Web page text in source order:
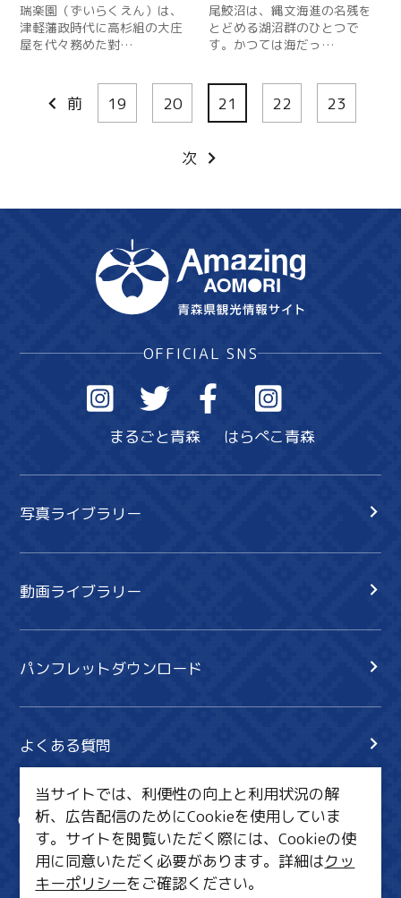
瑞楽園（ずいらくえん）は、
津軽藩政時代に高杉組の大庄
屋を代々務めた對…
尾鮫沼は、縄文海進の名残を
とどめる湖沼群のひとつで
す。かつては海だっ…
前 19 20 21 22 23
次
OFFICIAL SNS
まるごと青森 はらぺこ青森
写真ライブラリー
動画ライブラリー
パンフレットダウンロード
よくある質問
サイト内検索
共有
行きたいリスト
当サイトでは、利便性の向上と利用状況の解
析、広告配信のためにCookieを使用していま
す。サイトを閲覧いただく際には、Cookieの使
用に同意いただく必要があります。詳細はクッ
キーポリシーをご確認ください。